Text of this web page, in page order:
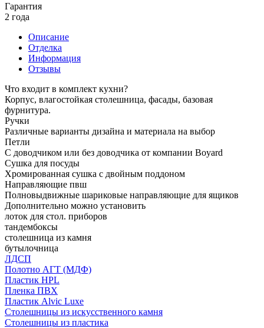
Гарантия
2 года
Описание
Отделка
Информация
Отзывы
Что входит в комплект кухни?
Корпус, влагостойкая столешница, фасады, базовая
фурнитура.
Ручки
Различные варианты дизайна и материала на выбор
Петли
С доводчиком или без доводчика от компании Boyard
Сушка для посуды
Хромированная сушка с двойным поддоном
Направляющие пвш
Полновыдвижные шариковые направляющие для ящиков
Дополнительно можно установить
лоток для стол. приборов
тандембоксы
столешница из камня
бутылочница
ЛДСП
Полотно АГТ (МДФ)
Пластик HPL
Пленка ПВХ
Пластик Alvic Luxe
Столешницы из искусственного камня
Столешницы из пластика